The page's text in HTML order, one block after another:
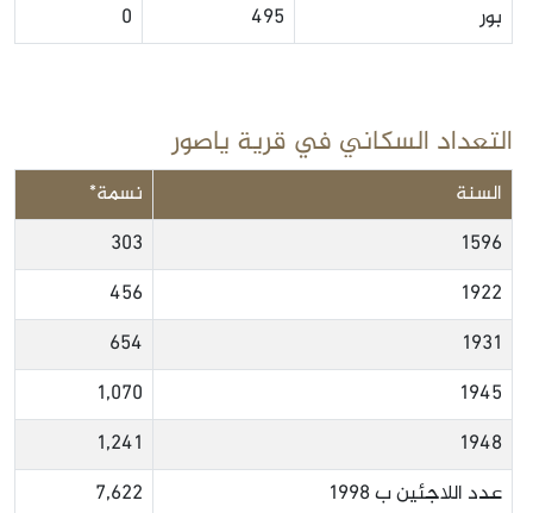
بور
495
0
التعداد السكاني في قرية ياصور
السنة
نسمة*
1596
303
1922
456
1931
654
1945
1,070
1948
1,241
عدد اللاجئين ب 1998
7,622